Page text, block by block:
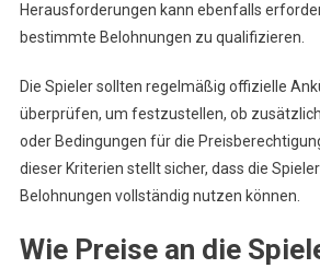
Herausforderungen kann ebenfalls
bestimmte Belohnungen zu qualifizieren.
Die Spieler sollten regelmäßig offizielle
überprüfen, um festzustellen, ob
oder Bedingungen für die
dieser Kriterien stellt sicher, dass die
Belohnungen vollständig nutzen können.
Wie Preise an die